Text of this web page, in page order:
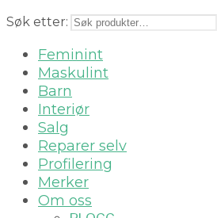
Søk etter:
Feminint
Maskulint
Barn
Interiør
Salg
Reparer selv
Profilering
Merker
Om oss